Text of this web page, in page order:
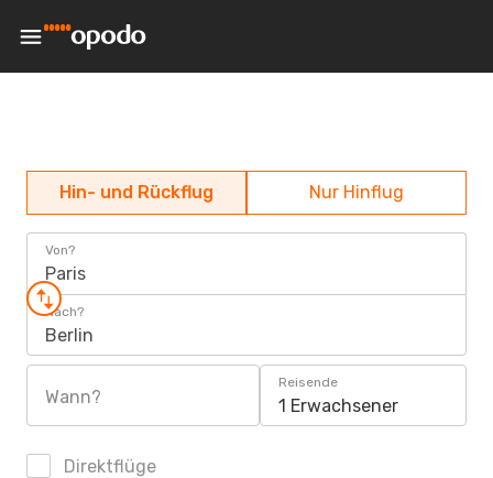
Hin- und Rückflug Nur Hinflug
Von?
Paris
Nach?
Berlin
Wann?
Reisende
1 Erwachsener
Direktflüge